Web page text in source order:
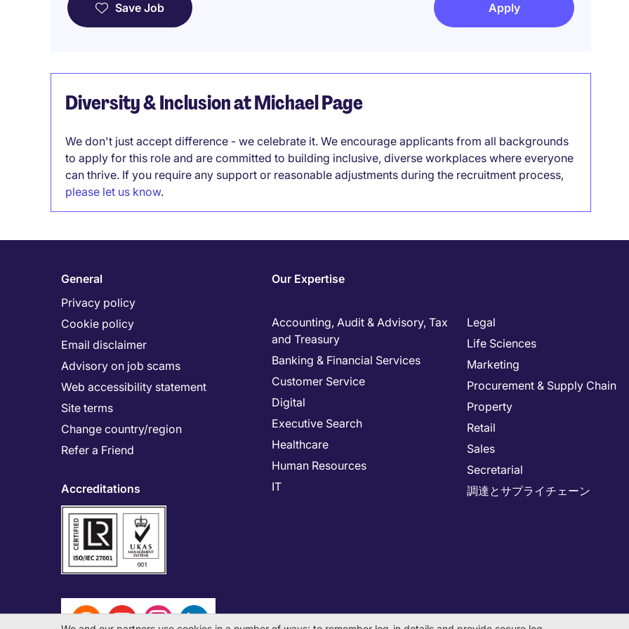
Save Job Apply
Diversity & Inclusion at Michael Page
We don't just accept difference - we celebrate it. We encourage applicants from all backgrounds
to apply for this role and are committed to building inclusive, diverse workplaces where everyone
can thrive. If you require any support or reasonable adjustments during the recruitment process,
please let us know.
General
Privacy policy
Cookie policy
Email disclaimer
Advisory on job scams
Web accessibility statement
Site terms
Change country/region
Refer a Friend
Accreditations
Our Expertise
Accounting, Audit & Advisory, Tax
and Treasury
Banking & Financial Services
Customer Service
Digital
Executive Search
Healthcare
Human Resources
IT
Legal
Life Sciences
Marketing
Procurement & Supply Chain
Property
Retail
Sales
Secretarial
調達とサプライチェーン